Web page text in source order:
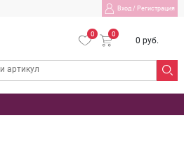
Вход/ Регистрация
0 0
0 руб.